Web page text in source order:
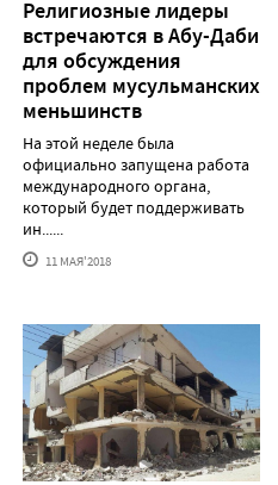
Религиозные лидеры
встречаются в Абу-Даби
для обсуждения
проблем мусульманских
меньшинств
На этой неделе была
официально запущена работа
международного органа,
который будет поддерживать
ин......
11 МАЯ'2018